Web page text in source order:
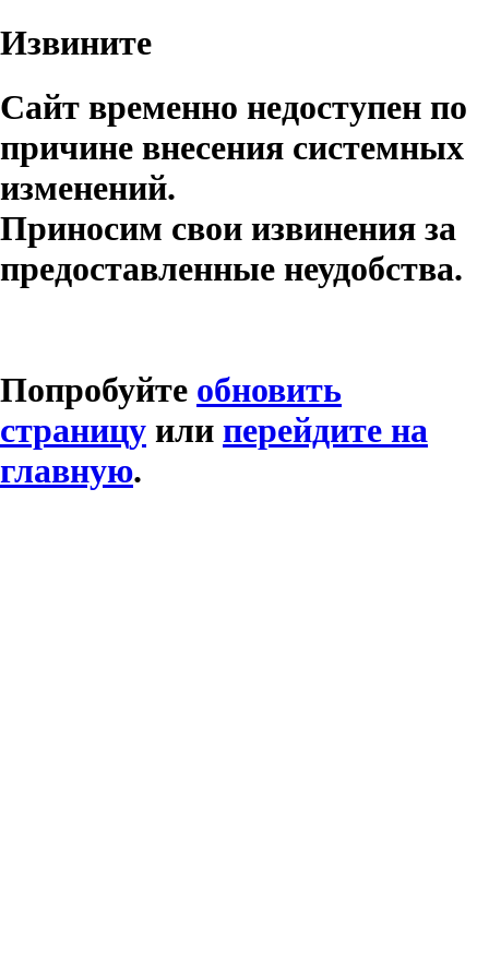
Извините
Сайт временно недоступен по
причине внесения системных
изменений.
Приносим свои извинения за
предоставленные неудобства.
Попробуйте обновить
страницу или перейдите на
главную.